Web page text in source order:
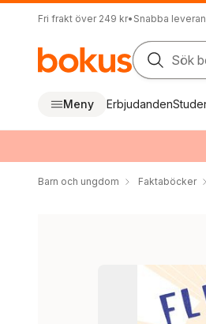
Fri frakt över 249 kr• Snabba
Sök
Meny Erbjudanden
Barn och ungdom Faktaböcker